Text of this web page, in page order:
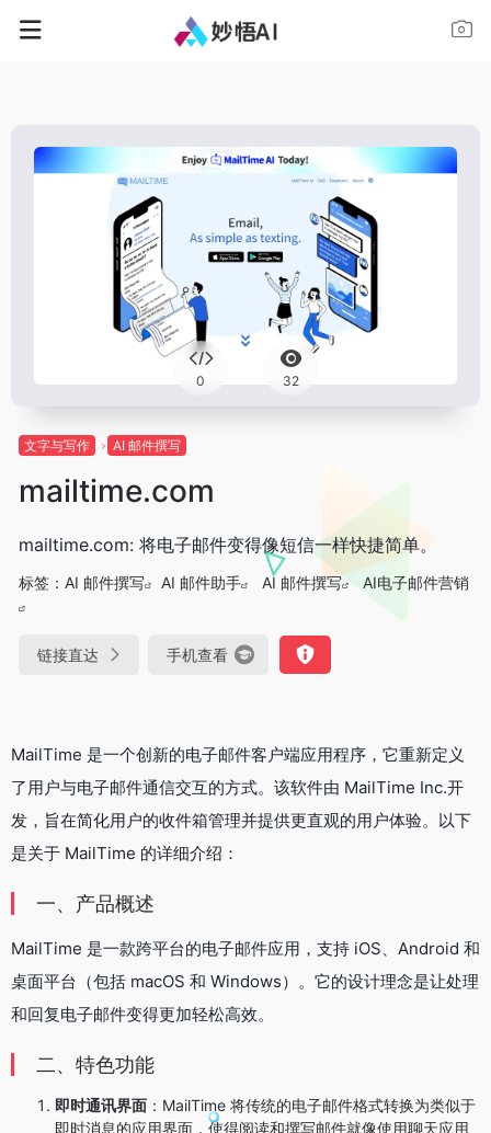
0 32
文字与写作 AI 邮件撰写
mailtime.com
mailtime.com: 将电子邮件变得像短信一样快捷简单。
标签： AI 邮件撰写 AI 邮件助手 AI 邮件撰写 AI电子邮件营销
链接直达 手机查看
MailTime 是一个创新的电子邮件客户端应用程序，它重新定义
了用户与电子邮件通信交互的方式。该软件由 MailTime Inc.开
发，旨在简化用户的收件箱管理并提供更直观的用户体验。以下
是关于 MailTime 的详细介绍：
一、产品概述
MailTime 是一款跨平台的电子邮件应用，支持 iOS、Android 和
桌面平台（包括 macOS 和 Windows）。它的设计理念是让处理
和回复电子邮件变得更加轻松高效。
二、特色功能
即时通讯界面 ：MailTime 将传统的电子邮件格式转换为类似于
即时消息的应用界面，使得阅读和撰写邮件就像使用聊天应用